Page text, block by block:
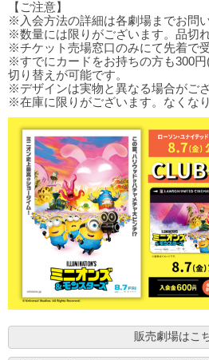
【ご注意】
※入会方法の詳細は各劇場までお問
※数量には限りがございます。品切
※チケット売場窓口のみにて先着で
※すでにカードをお持ちの方も300
切り替えが可能です。
※デザインは実物と異なる場合がござ
※在庫に限りがございます。なくな
販売劇場はこ